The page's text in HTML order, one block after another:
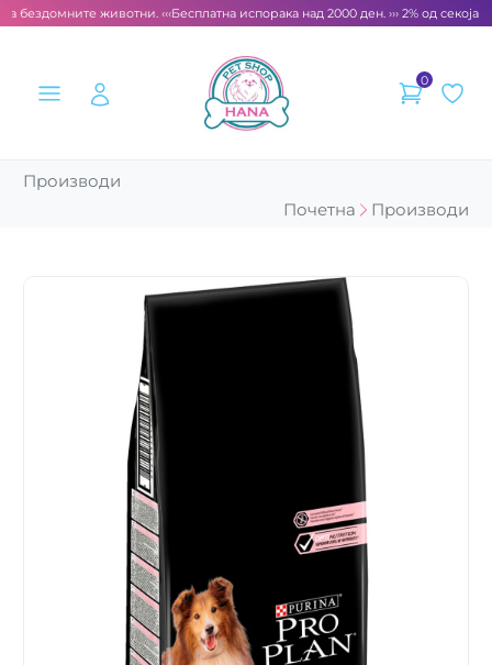
бездомните животни. ‹‹‹Бесплатна испорака над 2000 ден. ››› 2% од секоја
0
Производи
Почетна
Производи